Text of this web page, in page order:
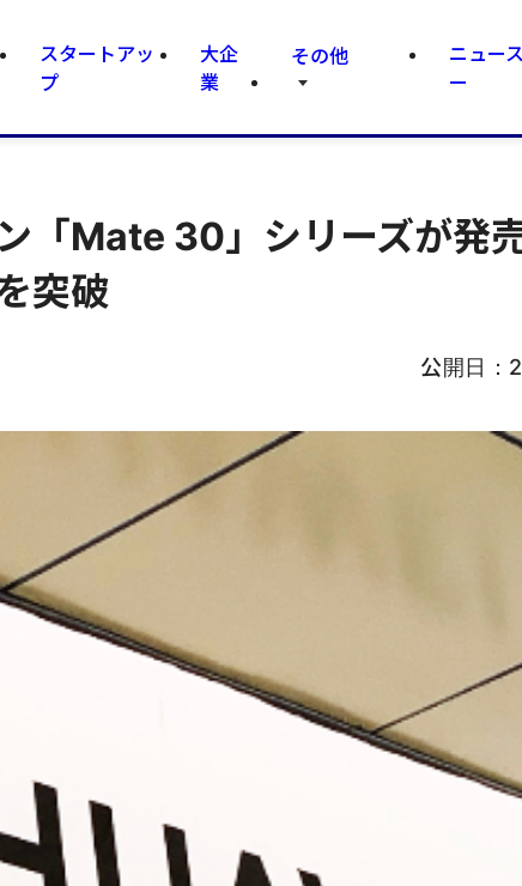
スタートアッ
プ
大企
業
その他
ニュー
ー
「Mate 30」シリーズが発
突破
公開日：